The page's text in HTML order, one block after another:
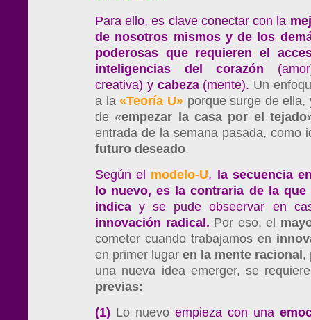
Para ello, es clave conectar con la
de nosotros mismos y de los
poderosas que requieren el
inteligencias del corazón
creativa) y cabeza (mente). Un
a la«Teoría U»porque surge de ella,
de «empezar la casa por el tejado
entrada de la semana pasada, como
futuro deseado.
Según el modelo-U, la secuencia
lo nuevo, es la contraria de la
indicay se pude obseervar en
innovación radical. Por eso, el
cometer cuando trabajamos en
en primer lugar en la mente racional ,
una nueva idea emerger, se
previas:
(1) Lo nuevo empieza con una